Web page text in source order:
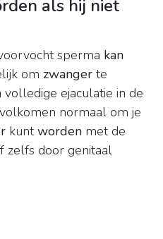
als hij niet
sperma kan
om zwanger te
volledige ejaculatie in de
normaal om je
kuntworden met de
zelfs door genitaal